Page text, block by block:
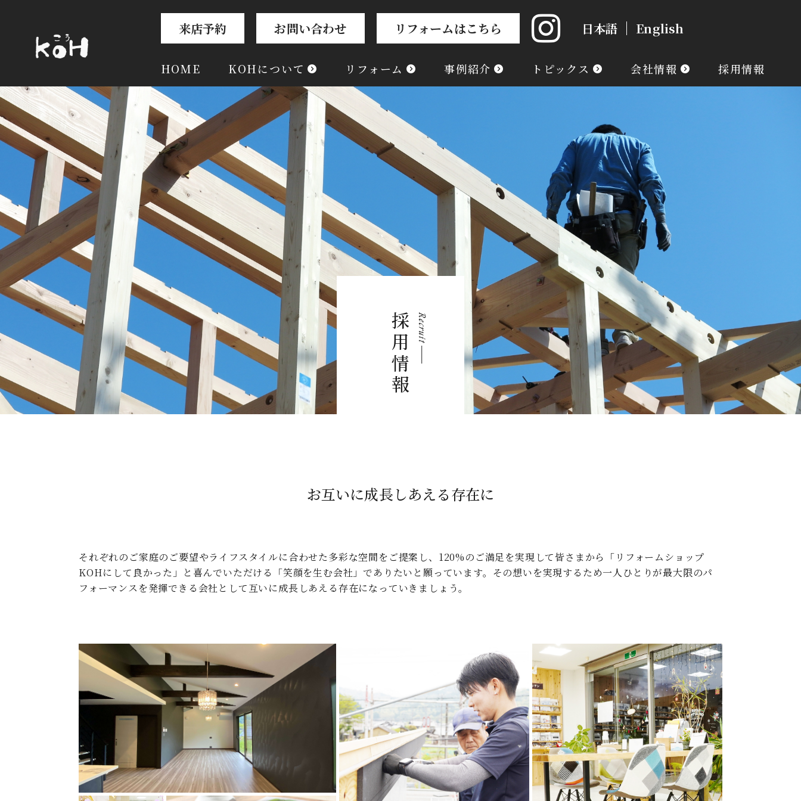
来店予約 お問い合わせ リフォームはこちら 日本語 English
HOME KOHについて リフォーム 事例紹介 トピックス 会社情報 採用情報
採用情報 Recruit
お互いに成長しあえる存在に
それぞれのご家庭のご要望やライフスタイルに合わせた多彩な空間をご提案し、120%のご満足を実現して皆さまから「リフォームショップ
KOHにして良かった」と喜んでいただける「笑顔を生む会社」でありたいと願っています。その想いを実現するため一人ひとりが最大限のパ
フォーマンスを発揮できる会社として互いに成長しあえる存在になっていきましょう。